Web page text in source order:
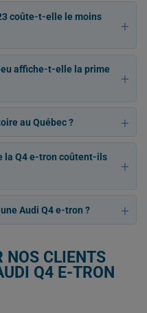
coûte-t-elle le moins
affiche-t-elle la prime
au Québec ?
la Q4 e-tron coûtent-ils
Audi Q4 e-tron ?
NOS CLIENTS
Q4 E-TRON